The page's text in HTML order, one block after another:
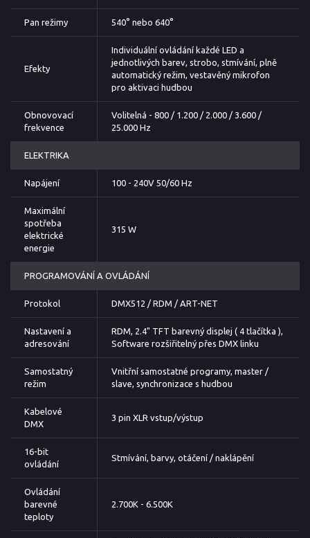
Pan režimy 540° nebo 640°
Efekty
Individuální ovládání každé LED a
jednotlivých barev, strobo, stmívání, plně
automatický režim, vestavěný mikrofon
pro aktivaci hudbou
Obnovovací
frekvence
Volitelná - 800 / 1.200 / 2.000 / 3.600 /
25.000 Hz
ELEKTRIKA
Napájení 100 - 240V 50/60 Hz
Maximální
spotřeba
elektrické
energie
315 W
PROGRAMOVÁNÍ A OVLÁDÁNÍ
Protokol DMX512 / RDM / ART-NET
Nastavení a
adresování
RDM, 2.4" TFT barevný displej ( 4 tlačítka ),
Software rozšiřitelný přes DMX linku
Samostatný
režim
Vnitřní samostatné programy, master /
slave, synchronizace s hudbou
Kabelové
DMX
3 pin XLR vstup/výstup
16-bit
ovládání
Stmívání, barvy, otáčení / naklápění
Ovládání
barevné
teploty
2.700K - 6.500K